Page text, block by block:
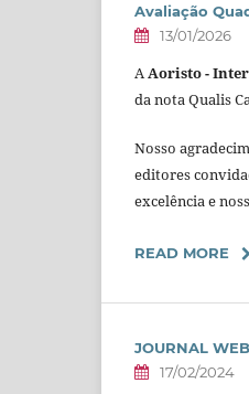
Avaliação
13/01/2026
AAoristo -
da nota Qualis
Nosso
editores
excelência e
READ MORE
JOURNAL
17/02/2024